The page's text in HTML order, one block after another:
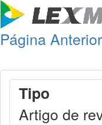
Página Anterior
Tipo
Artigo de